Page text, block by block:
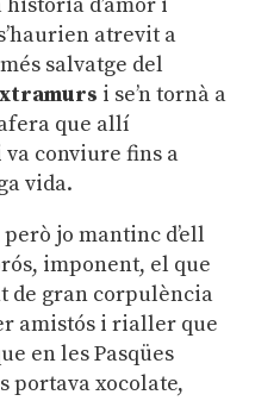
d’amor i
atrevit a
salvatge del
i se’n tornà a
que allí
va conviure fins a
vida.
jo mantinc d’ell
imponent, el que
de gran corpulència
amistós i rialler que
en les Pasqües
portava xocolate,